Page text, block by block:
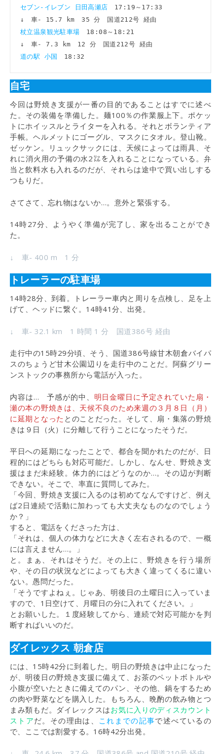
セブン-イレブン 日田高瀬店 17:19～17:33
杖立温泉観光駐車場 18:08～18:21
道の駅 小国
自宅
今回は野焼き支援が一番の目的であることはすでに述べ
た。その装備を準備した。麺100％の作業服上下。ポケッ
トにホイッスルとライターを入れる。それとボランティア
手帳。ヘルメットにゴーグル、マスクにタオル。登山靴。
ゼッケン。リュックサックには、天候によっては雨具、そ
れに消火用の予備の水2㍑を入れることになっている。弁
当と飲料水も入れるのだが、それらは途中で買い出しする
つもりだ。
さてさて、忘れ物はないか…。意外と緊張する。
14時27分、ようやく準備が完了し、家を出ることができ
た。
↓ 車- 400 m 1 分
トレーラーの駐車場
14時28分、到着。トレーラー車内と周りを点検し、足を上
げて、ヘッドに繋ぐ。14時41分、出発。
↓ 車- 32.1 km 1 時間 1 分 国道386号 経由
走行中の15時29分頃、そう、国道386号線甘木朝倉バイパ
スのちょうど甘木公園辺りを走行中のことだ。阿蘇グリー
ンストックの事務所から電話が入った。
内容は… 予感が的中、 明日金曜日に予定されていた扇・
瀬の本の野焼きは、天候不良のため来週の３月８日（月）
に延期となった とのことだった。そして、扇・集落の野焼
きは９日（火）に分離して行うことになったそうだ。
平日への延期になったことで、都合を聞かれたのだが、日
程的にはどちらも対応可能だ。しかし、なんせ、野焼き支
援はまだ未経験。体力的にはどうなのか…。その辺が判断
できない。そこで、率直に質問してみた。
「今回、野焼き支援に入るのは初めてなんですけど、例え
ば2日連続で活動に加わっても大丈夫なものなのでしょう
か？」
すると、電話をくださった方は、
「それは、個人の体力などに大きく左右されるので、一概
には言えません…。」
と。まぁ、それはそうだ。その上に、野焼きを行う場所
や、その日の状況などによっても大きく違ってくるに違い
ない。愚問だった。
「そうですよねぇ。じゃあ、明後日の土曜日に入っていま
すので、1日空けて、月曜日の分に入れてください。」
とお願いした。１度経験してから、連続で対応可能かを判
断すればいいのだ。
ダイレックス 朝倉店
には、15時42分に到着した。明日の野焼きは中止になった
が、明後日の野焼き支援に備えて、お茶のペットボトルや
小腹が空いたときに備えてのパン、その他、鍋をするため
の肉や野菜などを購入した。もちろん、晩酌の飲み物とつ
まみ類もだ。ダイレックスはお気に入りのディスカウント
ストアだ。その理由は、 これまでの記事で述べているの
で、ここでは割愛する。16時42分出発。